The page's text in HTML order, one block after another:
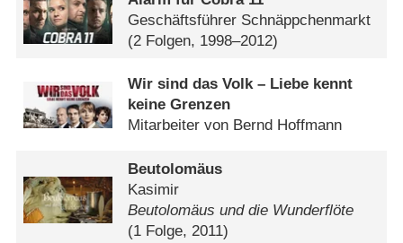
Geschäftsführer Schnäppchenmarkt
(2 Folgen, 1998–2012)
Wir sind das Volk – Liebe kennt
keine Grenzen
Mitarbeiter von Bernd Hoffmann
Beutolomäus
Kasimir
Beutolomäus und die Wunderflöte
(1 Folge, 2011)